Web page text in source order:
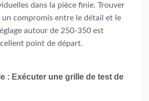
dans la pièce finie. Trouver
un compromis entre le détail et le
autour de 250-350 est
point de départ.
: Exécuter une grille de test de